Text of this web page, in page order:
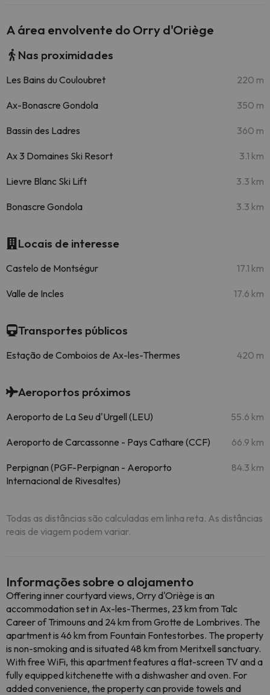
A área envolvente do Orry d'Oriège
Nas proximidades
Les Bains du Couloubret 220 m
Ax-Bonascre Gondola 350 m
Bassin des Ladres 360 m
Ax 3 Domaines Ski Resort 3.1 km
Lievre Blanc Ski Lift 3.3 km
Bonascre Gondola 3.3 km
Locais de interesse
Castelo de Montségur 17.1 km
Valle de Incles 17.6 km
Transportes públicos
Estação de Comboios de Ax-les-Thermes 420 m
Aeroportos próximos
Aeroporto de La Seu d'Urgell (LEU) 55.6 km
Aeroporto de Carcassonne - Pays Cathare (CCF) 66.9 km
Perpignan (PGF-Perpignan - Aeroporto
Internacional de Rivesaltes)
84.3 km
Todas as distâncias são calculadas em linha reta. As distâncias
reais de viagem podem variar.
Informações sobre o alojamento
Offering inner courtyard views, Orry d'Oriège is an
accommodation set in Ax-les-Thermes, 23 km from Talc
Career of Trimouns and 24 km from Grotte de Lombrives. The
apartment is 46 km from Fountain Fontestorbes. The property
is non-smoking and is situated 48 km from Meritxell sanctuary.
With free WiFi, this apartment features a flat-screen TV and a
fully equipped kitchenette with a dishwasher and oven. For
added convenience, the property can provide towels and